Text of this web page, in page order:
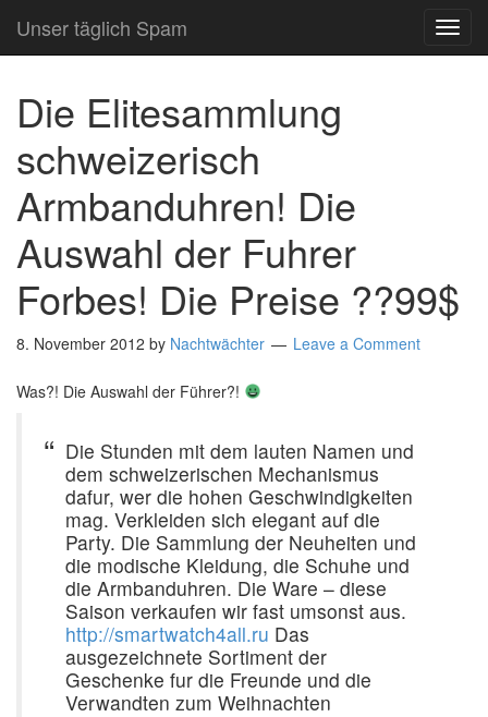
Unser täglich Spam
Die Elitesammlung
schweizerisch
Armbanduhren! Die
Auswahl der Fuhrer
Forbes! Die Preise ??99$
8. November 2012 by Nachtwächter Leave a Comment
Was?! Die Auswahl der Führer?!
Die Stunden mit dem lauten Namen und
dem schweizerischen Mechanismus
dafur, wer die hohen Geschwindigkeiten
mag. Verkleiden sich elegant auf die
Party. Die Sammlung der Neuheiten und
die modische Kleidung, die Schuhe und
die Armbanduhren. Die Ware – diese
Saison verkaufen wir fast umsonst aus.
http://smartwatch4all.ru Das
ausgezeichnete Sortiment der
Geschenke fur die Freunde und die
Verwandten zum Weihnachten